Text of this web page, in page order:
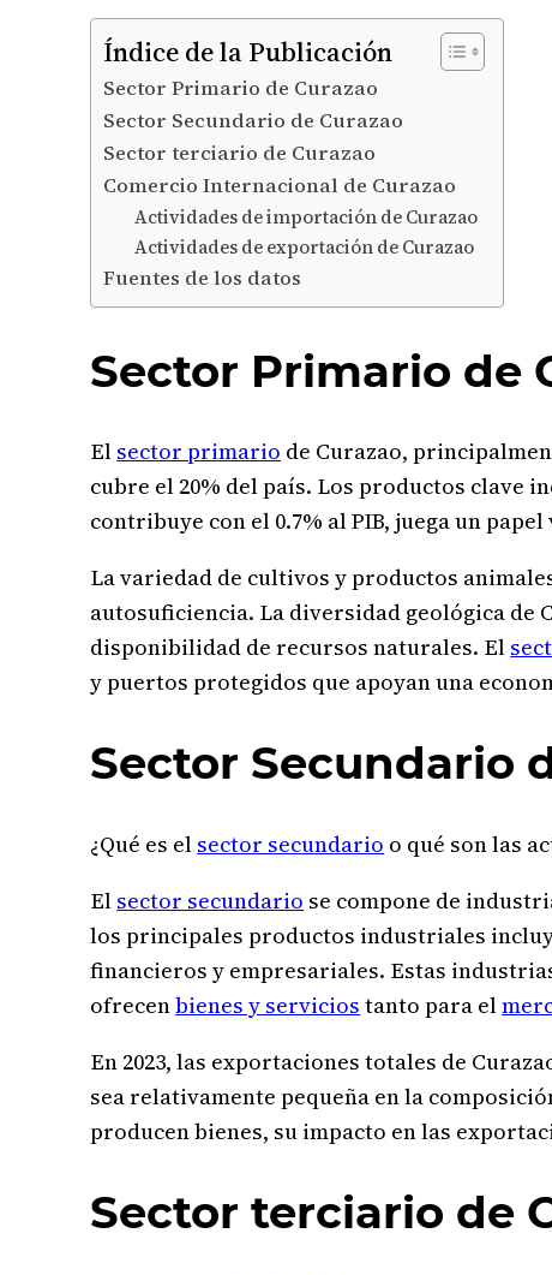
Índice de la Publicación
Sector Primario de Curazao
Sector Secundario de Curazao
Sector terciario de Curazao
Comercio Internacional de Curazao
Actividades de importación de Curazao
Actividades de exportación de Curazao
Fuentes de los datos
Sector Primario de
El sector primario de Curazao,
cubre el 20% del país. Los productos clave
contribuye con el 0.7% al PIB, juega un
La variedad de cultivos y productos
autosuficiencia. La diversidad geológica de
disponibilidad de recursos naturales. El
y puertos protegidos que apoyan una
Sector Secundario
¿Qué es el sector secundario o qué son las
El sector secundario se compone de
los principales productos industriales
financieros y empresariales. Estas
ofrecenbienes y servicios tanto para el
En 2023, las exportaciones totales de
sea relativamente pequeña en la
producen bienes, su impacto en las
Sector terciario de